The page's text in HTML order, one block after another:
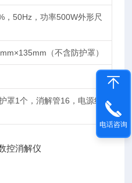
，50Hz，功率500W外形尺
（不含防护罩）
罩1个，消解管16，电源线1
电话咨询